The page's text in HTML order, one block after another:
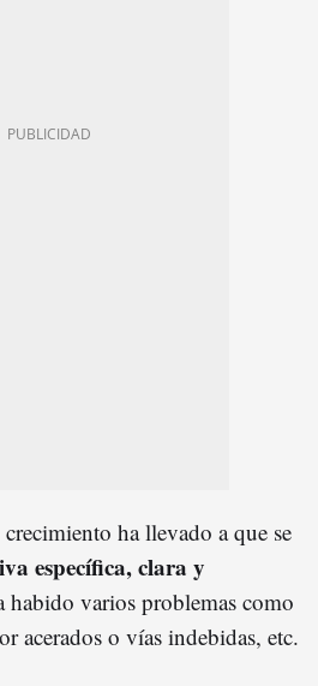
ha llevado a que se
específica, clara y
habido varios problemas como
acerados o vías indebidas, etc.